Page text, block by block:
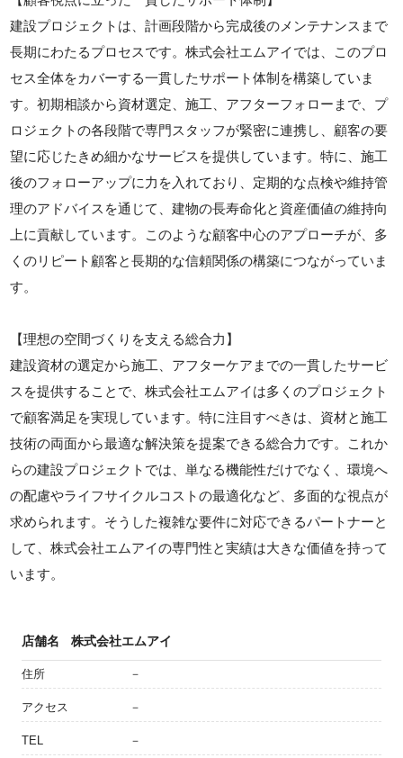
建設プロジェクトは、計画段階から完成後のメンテナンスまで
長期にわたるプロセスです。株式会社エムアイでは、このプロ
セス全体をカバーする一貫したサポート体制を構築していま
す。初期相談から資材選定、施工、アフターフォローまで、プ
ロジェクトの各段階で専門スタッフが緊密に連携し、顧客の要
望に応じたきめ細かなサービスを提供しています。特に、施工
後のフォローアップに力を入れており、定期的な点検や維持管
理のアドバイスを通じて、建物の長寿命化と資産価値の維持向
上に貢献しています。このような顧客中心のアプローチが、多
くのリピート顧客と長期的な信頼関係の構築につながっていま
す。
【理想の空間づくりを支える総合力】
建設資材の選定から施工、アフターケアまでの一貫したサービ
スを提供することで、株式会社エムアイは多くのプロジェクト
で顧客満足を実現しています。特に注目すべきは、資材と施工
技術の両面から最適な解決策を提案できる総合力です。これか
らの建設プロジェクトでは、単なる機能性だけでなく、環境へ
の配慮やライフサイクルコストの最適化など、多面的な視点が
求められます。そうした複雑な要件に対応できるパートナーと
して、株式会社エムアイの専門性と実績は大きな価値を持って
います。
店舗名 株式会社エムアイ
住所 －
アクセス －
TEL －